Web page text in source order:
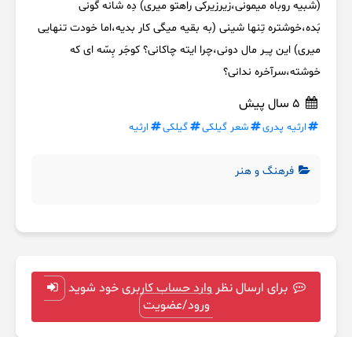
(شبیه روباه میمونی،زیرزیرکی راهتو میری) دِه شانه گونی
بَده،خوشتره تِنها شینی (به بقیه میگی کار بدیه،اما خودت تنهایی
میری) این پـِر مال دونی،چرا ایته چاکانی؟ کوجَر بِسّه ای که
خوشته،سرآخره ندانی؟
ارثیه پدری شعر گيلکی گيلکی ارثیه
فرهنگ و هنر
برای ارسال نظر وارد حساب کاربری خود شوید
ورود/عضویت